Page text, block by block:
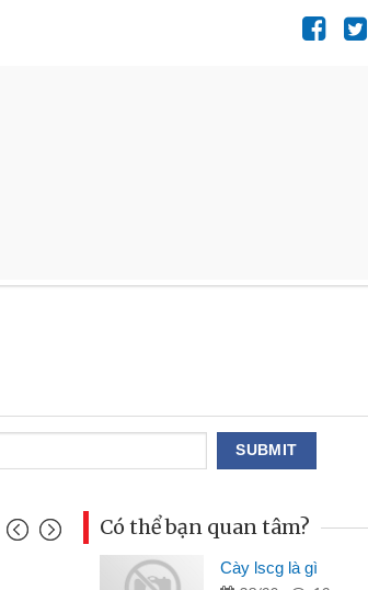
Mai Lan - Sinh viên
Có thể bạn quan tâm?
Cày lscg là gì